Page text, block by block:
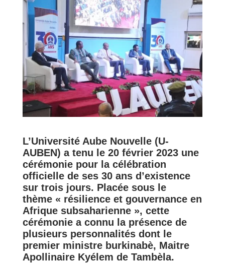
L’Université Aube Nouvelle (U-
AUBEN) a tenu le 20 février 2023 une
cérémonie pour la célébration
officielle de ses 30 ans d’existence
sur trois jours. Placée sous le
thème « résilience et gouvernance en
Afrique subsaharienne », cette
cérémonie a connu la présence de
plusieurs personnalités dont le
premier ministre burkinabè, Maitre
Apollinaire Kyélem de Tambèla.